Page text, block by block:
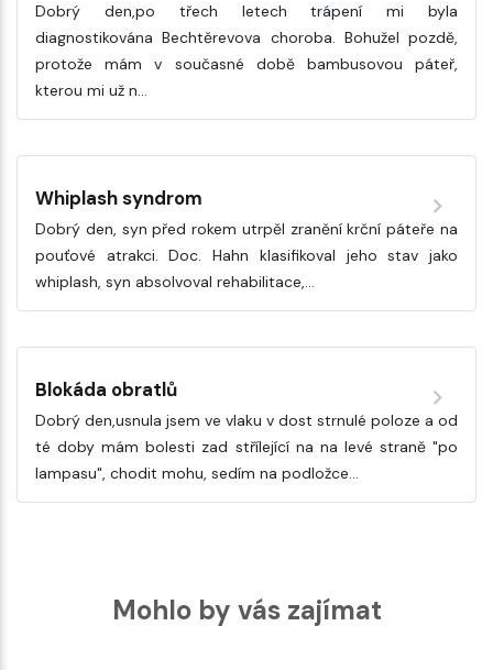
Dobrý den,po třech letech trápení mi byla
diagnostikována Bechtěrevova choroba. Bohužel pozdě,
protože mám v současné době bambusovou páteř,
kterou mi už n…
Whiplash syndrom
Dobrý den, syn před rokem utrpěl zranění krční páteře na
pouťové atrakci. Doc. Hahn klasifikoval jeho stav jako
whiplash, syn absolvoval rehabilitace,…
Blokáda obratlů
Dobrý den,usnula jsem ve vlaku v dost strnulé poloze a od
té doby mám bolesti zad střílející na na levé straně "po
lampasu", chodit mohu, sedím na podložce…
Mohlo by vás zajímat